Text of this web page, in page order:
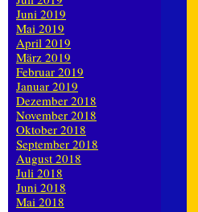
Juni 2019
Mai 2019
April 2019
März 2019
Februar 2019
Januar 2019
Dezember 2018
November 2018
Oktober 2018
September 2018
August 2018
Juli 2018
Juni 2018
Mai 2018